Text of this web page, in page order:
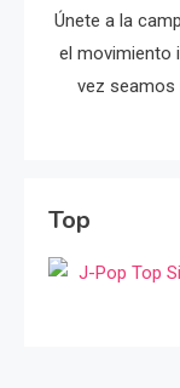
Únete a la
el movimiento
vez seamos
Top